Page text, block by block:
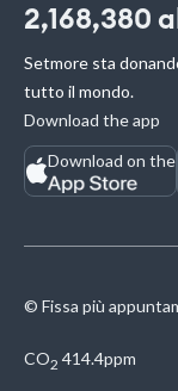
2,168,380
Setmore sta
tutto il mondo.
Download the app
Download on the
© Fissa più
CO2 414.4ppm